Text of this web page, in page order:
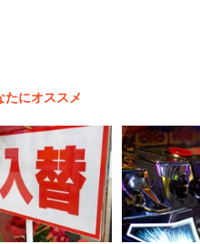
り上げた日刊ゲンダイの
ワイフ」について紹介し
たにオススメ